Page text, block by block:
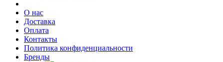
О нас
Доставка
Оплата
Контакты
Политика конфиденциальности
Бренды